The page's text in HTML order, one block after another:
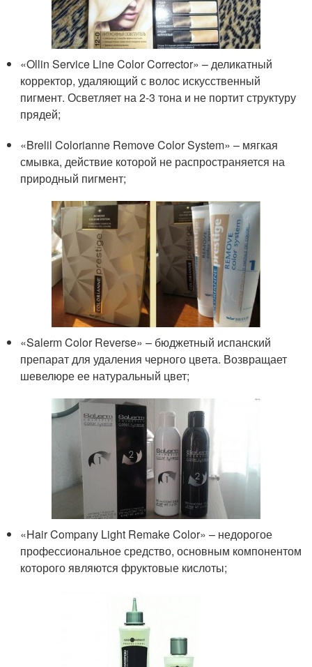
«Ollin Serviсe Line Color Corrector» – деликатный
корректор, удаляющий с волос искусственный
пигмент. Осветляет на 2-3 тона и не портит структуру
прядей;
«Brelil Colorianne Remove Color System» – мягкая
смывка, действие которой не распространяется на
природный пигмент;
«Salerm Color Reverse» – бюджетный испанский
препарат для удаления черного цвета. Возвращает
шевелюре ее натуральный цвет;
«Hair Company Light Remake Color» – недорогое
профессиональное средство, основным компонентом
которого являются фруктовые кислоты;